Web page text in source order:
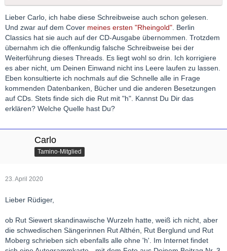
Lieber Carlo, ich habe diese Schreibweise auch schon gelesen.
Und zwar auf dem Cover meines ersten "Rheingold" . Berlin
Classics hat sie auch auf der CD-Ausgabe übernommen. Trotzdem
übernahm ich die offenkundig falsche Schreibweise bei der
Weiterführung dieses Threads. Es liegt wohl so drin. Ich korrigiere
es aber nicht, um Deinen Einwand nicht ins Leere laufen zu lassen.
Eben konsultierte ich nochmals auf die Schnelle alle in Frage
kommenden Datenbanken, Bücher und die anderen Besetzungen
auf CDs. Stets finde sich die Rut mit "h". Kannst Du Dir das
erklären? Welche Quelle hast Du?
Carlo
Tamino-Mitglied
23. April 2020
Lieber Rüdiger,
ob Rut Siewert skandinawische Wurzeln hatte, weiß ich nicht, aber
die schwedischen Sängerinnen Rut Althén, Rut Berglund und Rut
Moberg schrieben sich ebenfalls alle ohne 'h'. Im Internet findet